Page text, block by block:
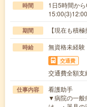
時間
1日5時間か
期間 【現在も積
時給 無資格未経
交通費
交通費全額支
仕事内容
看護助手
▼病院の一般